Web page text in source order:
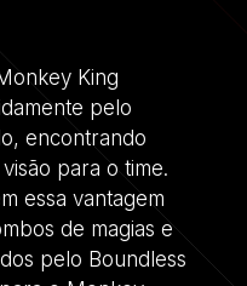
King
pelo
encontrando
para o time.
essa vantagem
de magias e
pelo Boundless